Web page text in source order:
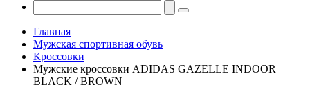
Главная
Мужская спортивная обувь
Кроссовки
Мужские кроссовки ADIDAS GAZELLE INDOOR
BLACK / BROWN